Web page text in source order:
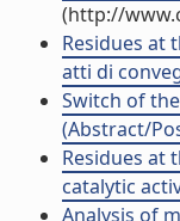
(http://
Residues at
atti di
Switch of
(Abstract/
Residues at
catalytic
Analysis of